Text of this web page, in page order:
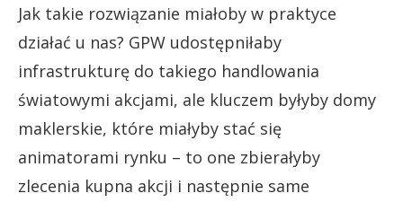
Jak takie rozwiązanie miałoby w praktyce
działać u nas? GPW udostępniłaby
infrastrukturę do takiego handlowania
światowymi akcjami, ale kluczem byłyby domy
maklerskie, które miałyby stać się
animatorami rynku – to one zbierałyby
zlecenia kupna akcji i następnie same